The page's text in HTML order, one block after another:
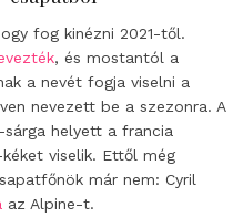
fog kinézni 2021-től.
, és mostantól a
a nevét fogja viselni a
nevezett be a szezonra. A
helyett a francia
viselik. Ettől még
már nem: Cyril
az Alpine-t.